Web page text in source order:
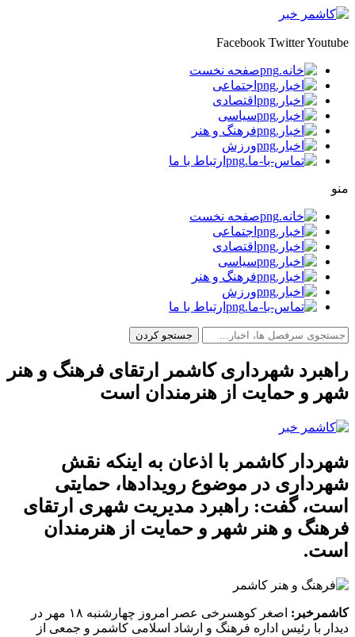
Facebook TwitterYoutube
صفحه نخست
اجتماعی
اقتصادی
سیاسی
فرهنگ و هنر
ورزش
ارتباط با ما
منو
صفحه نخست
اجتماعی
اقتصادی
سیاسی
فرهنگ و هنر
ورزش
ارتباط با ما
راهبرد شهرداری کاشمر ارتقای فرهنگ و هنر
شهر و حمایت از هنرمندان است
شهردار کاشمر با اذعان به اینکه نقش
شهرداری در موضوع رویدادها، حمایتی
است، گفت: راهبرد مدیریت شهری ارتقای
فرهنگ و هنر شهر و حمایت از هنرمندان
است.
کاشمرخبر:
اصغر کوهسرخی عصر امروز چهارشنبه ۱۸ مهر در
دیدار با رئیس اداره فرهنگ و ارشاد اسلامی کاشمر و جمعی از